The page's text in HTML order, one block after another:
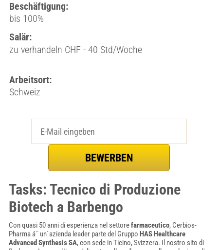
Beschäftigung:
bis 100%
Salär:
zu verhandeln CHF - 40 Std/Woche
Arbeitsort:
Schweiz
Tasks: Tecnico di Produzione
Biotech a Barbengo
Con quasi 50 anni di esperienza nel settorefarmaceutico, Cerbios-
Pharma á¨ un`azienda leader parte del Gruppo HAS Healthcare
Advanced Synthesis SA, con sede in Ticino, Svizzera. Il nostro sito di